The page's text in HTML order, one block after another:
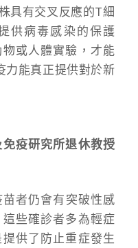
具有交叉反應的T細
供病毒感染的保護
或人體實驗，才能
力能真正提供對於新
疫研究所退休教授
者仍會有突破性感
些確診者多為輕症
供了防止重症發生